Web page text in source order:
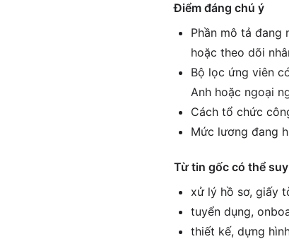
Điểm đáng chú ý
Phần mô tả đang
hoặc theo dõi
Bộ lọc ứng viên
Anh hoặc ngoại
Cách tổ chức
Mức lương đang
Từ tin gốc có thể
xử lý hồ sơ, giấy
tuyển dụng,
thiết kế, dựng